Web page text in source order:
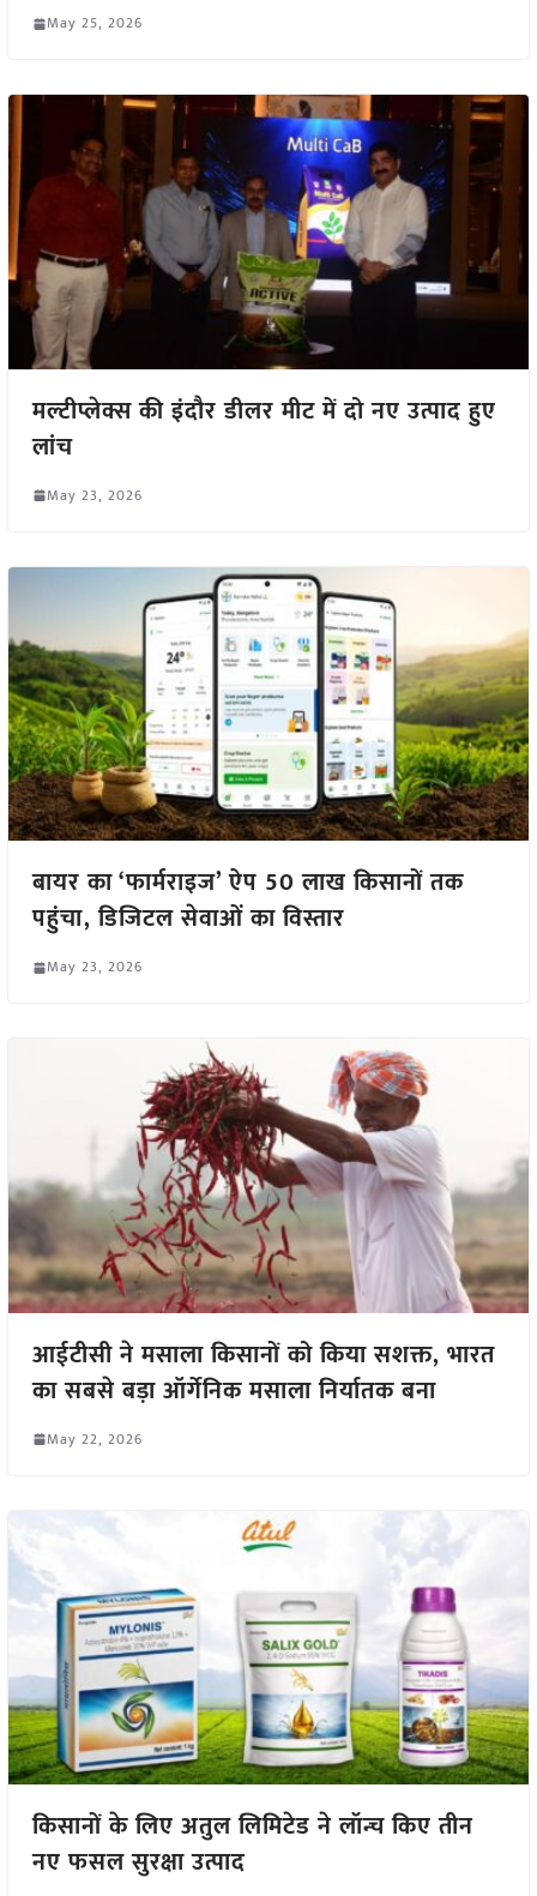
May 25, 2026
मल्टीप्लेक्स की इंदौर डीलर मीट में दो नए उत्पाद हुए
लांच
May 23, 2026
बायर का ‘फार्मराइज’ ऐप 50 लाख किसानों तक
पहुंचा, डिजिटल सेवाओं का विस्तार
May 23, 2026
आईटीसी ने मसाला किसानों को किया सशक्त, भारत
का सबसे बड़ा ऑर्गेनिक मसाला निर्यातक बना
May 22, 2026
किसानों के लिए अतुल लिमिटेड ने लॉन्च किए तीन
नए फसल सुरक्षा उत्पाद